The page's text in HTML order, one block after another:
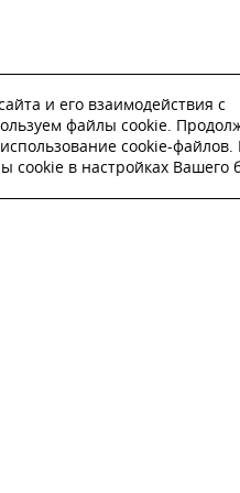
НУЖНА
ЗАЯВКУ И НАШ
и его взаимодействия с
файлы cookie.
cookie-файлов.
cookie в настройках Вашего